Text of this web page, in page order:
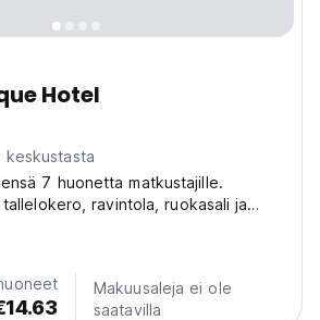
Hotel
keskustasta
7 huonetta matkustajille.
ravintola, ruokasali ja
Makuusaleja ei ole
saatavilla